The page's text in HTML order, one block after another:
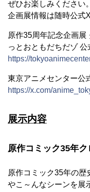
ぜひお楽しみください。
企画展情報は随時公式
原作35周年記念企画展
っとおともだちだゾ 公
https://
東京アニメセンター公
https://x.com/
展示内容
原作コミック35年
原作コミック35年の
やこ～んなシーンを展